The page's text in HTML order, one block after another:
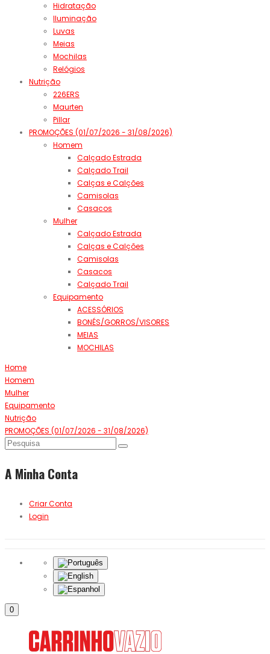
Hidratação
Iluminação
Luvas
Meias
Mochilas
Relógios
Nutrição
226ERS
Maurten
Pillar
PROMOÇÕES (01/07/2026 - 31/08/2026)
Homem
Calçado Estrada
Calçado Trail
Calças e Calções
Camisolas
Casacos
Mulher
Calçado Estrada
Calças e Calções
Camisolas
Casacos
Calçado Trail
Equipamento
ACESSÓRIOS
BONÉS/GORROS/VISORES
MEIAS
MOCHILAS
Home
Homem
Mulher
Equipamento
Nutrição
PROMOÇÕES (01/07/2026 - 31/08/2026)
A Minha Conta
Criar Conta
Login
0